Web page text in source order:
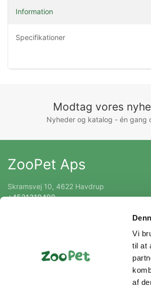
Vi
til at
af
Information
Specifikationer
Modtag vores
Nyheder og katalog - én gang
ZooPet Aps
Skramsvej 10, 4622 Havdrup
+4531319490